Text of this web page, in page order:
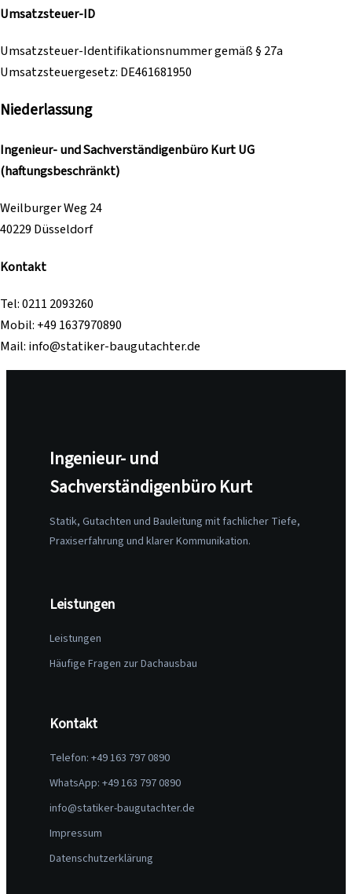
Umsatzsteuer-ID
Umsatzsteuer-Identifikationsnummer gemäß § 27a
Umsatzsteuergesetz: DE461681950
Niederlassung
Ingenieur- und Sachverständigenbüro Kurt UG
(haftungsbeschränkt)
Weilburger Weg 24
40229 Düsseldorf
Kontakt
Tel: 0211 2093260
Mobil: +49 1637970890
Mail: info@statiker-baugutachter.de
Ingenieur- und
Sachverständigenbüro Kurt
Statik, Gutachten und Bauleitung mit fachlicher Tiefe,
Praxiserfahrung und klarer Kommunikation.
Leistungen
Leistungen
Häufige Fragen zur Dachausbau
Kontakt
Telefon: +49 163 797 0890
WhatsApp: +49 163 797 0890
info@statiker-baugutachter.de
Impressum
Datenschutzerklärung